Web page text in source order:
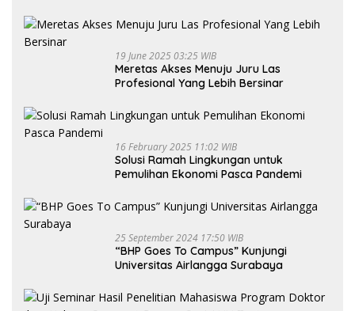
19 June 2025 03:25 WIB
Meretas Akses Menuju Juru Las
Profesional Yang Lebih Bersinar
16 February 2025 11:02 WIB
Solusi Ramah Lingkungan untuk
Pemulihan Ekonomi Pasca Pandemi
25 September 2024 17:50 WIB
“BHP Goes To Campus” Kunjungi
Universitas Airlangga Surabaya